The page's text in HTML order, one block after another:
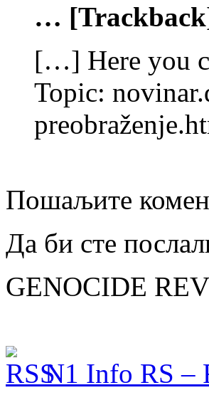
…
[…] Here you
Topic:
Пошаљите
Да би сте
GENOCIDE
N1 Info RS –